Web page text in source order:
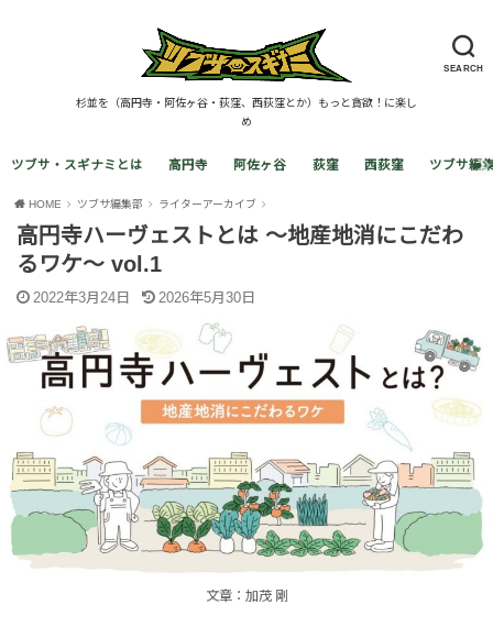
SEARCH
杉並を（高円寺・阿佐ヶ谷・荻窪、西荻窪とか）もっと貪欲！に楽し
め
ツブサ・スギナミとは 高円寺 阿佐ヶ谷 荻窪 西荻窪 ツブサ編
HOME ツブサ編集部 ライターアーカイブ
高円寺ハーヴェストとは ～地産地消にこだわ
るワケ～ vol.1
2022年3月24日 2026年5月30日
文章：加茂 剛